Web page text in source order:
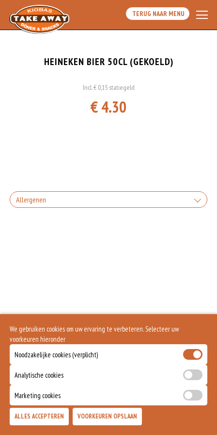
TERUG NAAR MENU
HEINEKEN BIER 50CL (GEKOELD)
Incl. € 0,15 statiegeld
€ 4.30
Allergenen
We gebruiken cookies om uw ervaring te verbeteren. Selecteer uw
voorkeuren hieronder
Noodzakelijke cookies (verplicht)
Analytische cookies
Marketing cookies
ALLES ACCEPTEREN VOORKEUREN OPSLAAN